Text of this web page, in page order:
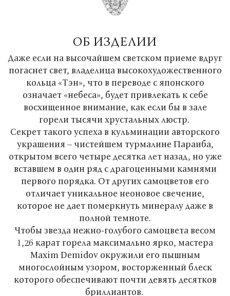
ОБ ИЗДЕЛИИ
Даже если на высочайшем светском приеме вдруг
погаснет свет, владелица высокохудожественного
кольца «Тэн», что в переводе с японского
означает «небеса», будет привлекать к себе
восхищенное внимание, как если бы в зале
горели тысячи хрустальных люстр.
Секрет такого успеха в кульминации авторского
украшения – чистейшем турмалине Параиба,
открытом всего четыре десятка лет назад, но уже
вставшем в один ряд с драгоценными камнями
первого порядка. От других самоцветов его
отличает уникальное неоновое свечение,
которое не дает померкнуть минералу даже в
полной темноте.
Чтобы звезда нежно-голубого самоцвета весом
1,26 карат горела максимально ярко, мастера
Maxim Demidov окружили его пышным
многослойным узором, восторженный блеск
которого обеспечивают почти девять десятков
бриллиантов.